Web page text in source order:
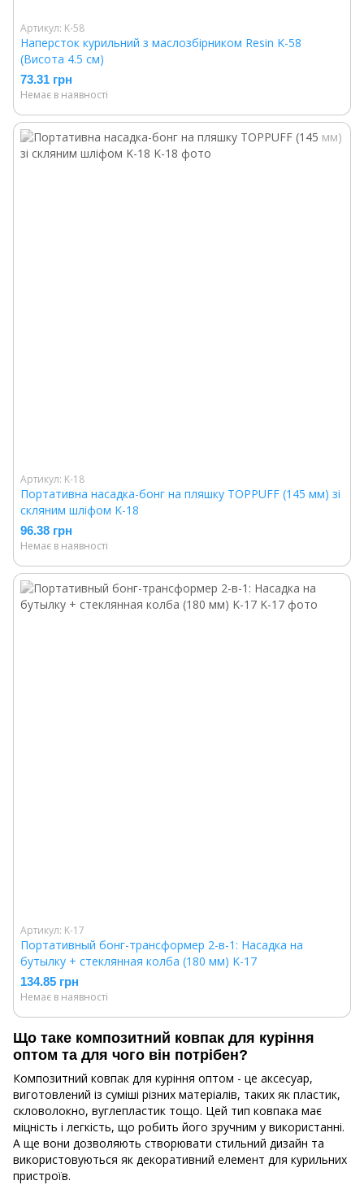
Що таке композитний ковпак для куріння
оптом та для чого він потрібен?
Композитний ковпак для куріння оптом - це аксесуар,
виготовлений із суміші різних матеріалів, таких як пластик,
скловолокно, вуглепластик тощо. Цей тип ковпака має
міцність і легкість, що робить його зручним у використанні.
А ще вони дозволяють створювати стильний дизайн та
використовуються як декоративний елемент для курильних
пристроїв.
Артикул: K-58
Наперсток курильний з маслозбірником Resin K-58
(Висота 4.5 см)
73.31 грн
Немає в наявності
Артикул: K-18
Портативна насадка-бонг на пляшку TOPPUFF (145 мм) зі
скляним шліфом K-18
96.38 грн
Немає в наявності
Артикул: K-17
Портативный бонг-трансформер 2-в-1: Насадка на
бутылку + стеклянная колба (180 мм) K-17
134.85 грн
Немає в наявності